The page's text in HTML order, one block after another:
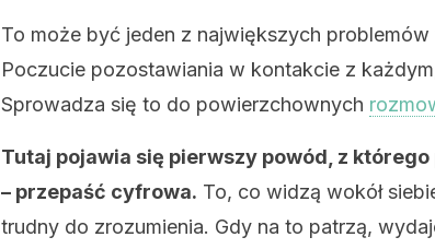
To może być jeden z największych problemów
Poczucie pozostawiania w kontakcie z
Sprowadza się to do powierzchownych
Tutaj pojawia się pierwszy powód, z
– przepaść cyfrowa. To, co widzą wokół
trudny do zrozumienia. Gdy na to patrzą,